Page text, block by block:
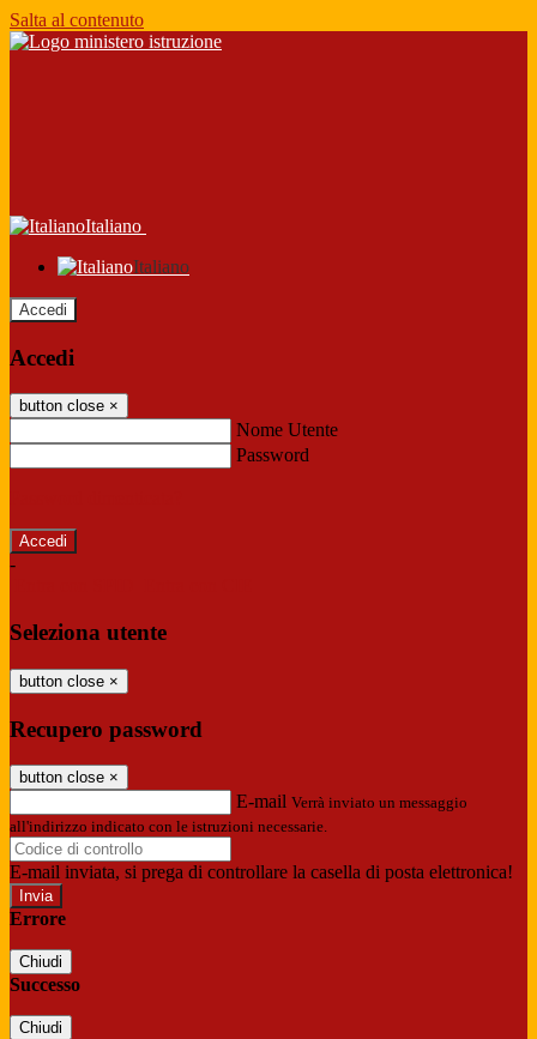
Salta al contenuto
Italiano
Italiano
Accedi
Accedi
button close ×
Nome Utente
Password
-
Seleziona utente
button close ×
Recupero password
button close ×
E-mail Verrà inviato un messaggio
all'indirizzo indicato con le istruzioni necessarie.
E-mail inviata, si prega di controllare la casella di posta elettronica!
Errore
Chiudi
Successo
Chiudi